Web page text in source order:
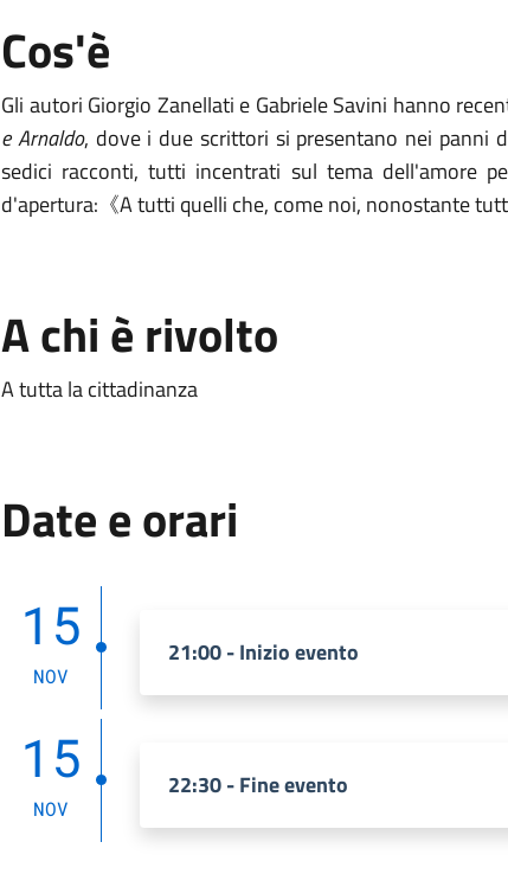
Cos'è
Gli autori Giorgio Zanellati e Gabriele Savini hanno
e Arnaldo, dove i due scrittori si presentano nei panni
sedici racconti, tutti incentrati sul tema dell'amore
d'apertura:《A tutti quelli che, come noi, nonostante
A chi è rivolto
A tutta la cittadinanza
Date e orari
15
NOV
21:00 - Inizio evento
15
NOV
22:30 - Fine evento